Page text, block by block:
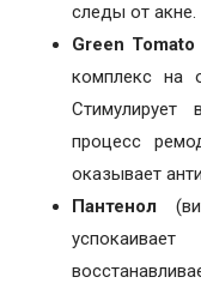
следы от акне.
Green Tomato
комплекс на
Стимулирует
процесс
оказывает
Пантенол